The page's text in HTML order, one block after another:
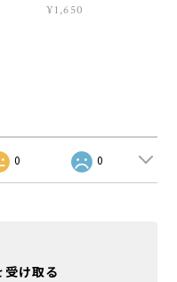
¥1,650
0 0
け取る